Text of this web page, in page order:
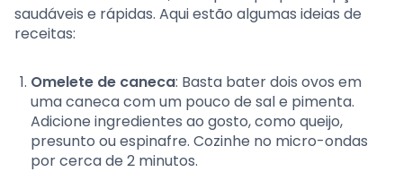
saudáveis e rápidas. Aqui estão algumas ideias de
receitas:
Omelete de caneca: Basta bater dois ovos em
uma caneca com um pouco de sal e pimenta.
Adicione ingredientes ao gosto, como queijo,
presunto ou espinafre. Cozinhe no micro-ondas
por cerca de 2 minutos.